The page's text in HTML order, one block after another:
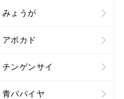
みょうが
アボカド
チンゲンサイ
青パパイヤ